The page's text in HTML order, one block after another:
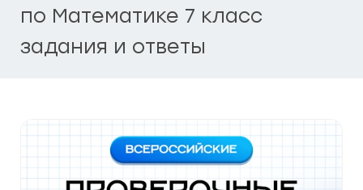
по Математике 7 класс
задания и ответы